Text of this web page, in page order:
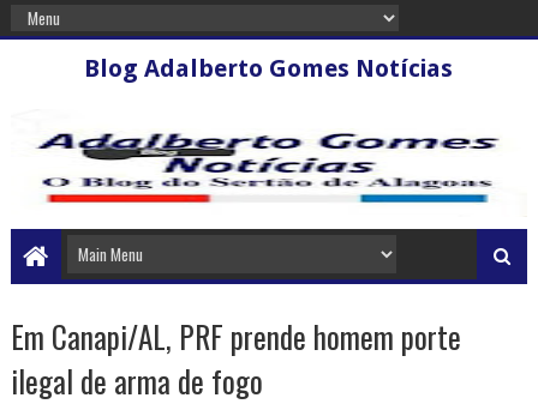
Blog Adalberto Gomes Notícias
Em Canapi/AL, PRF prende homem porte
ilegal de arma de fogo